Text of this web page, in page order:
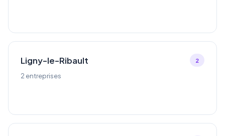
Ligny-le-Ribault
2 entreprises
2